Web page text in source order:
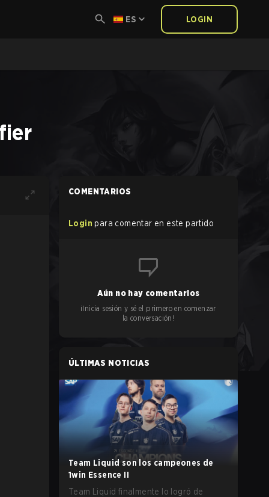
ES LOGIN
COMENTARIOS
Login para comentar en este partido
Aún no hay comentarios
¡Inicia sesión y sé el primero en comenzar
la conversación!
ÚLTIMAS NOTICIAS
Team Liquid son los campeones de
1win Essence II
Team Liquid finalmente lo logró de